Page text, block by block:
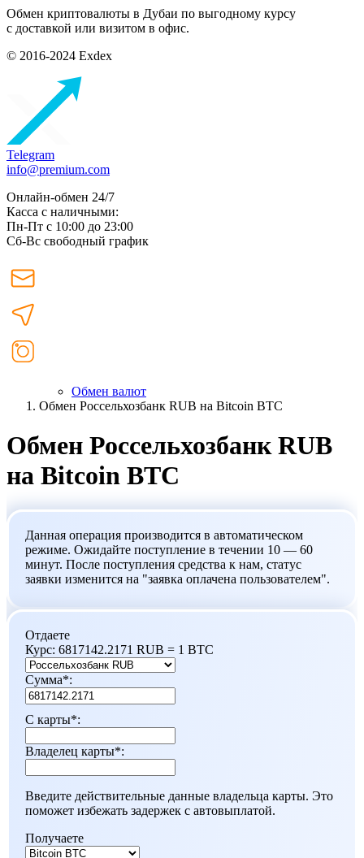
Обмен криптовалюты в Дубаи по выгодному курсу
с доставкой или визитом в офис.
© 2016-2024 Exdex
Telegram
info@premium.com
Онлайн-обмен 24/7
Касса с наличными:
Пн-Пт с 10:00 до 23:00
Сб-Вс свободный график
Обмен валют
Обмен Россельхозбанк RUB на Bitcoin BTC
Обмен Россельхозбанк RUB
на Bitcoin BTC
Данная операция производится в автоматическом
режиме. Ожидайте поступление в течении 10 — 60
минут. После поступления средства к нам, статус
заявки изменится на "заявка оплачена пользователем".
Отдаете
Курс: 6817142.2171 RUB = 1 BTC
Сумма*:
С карты*:
Владелец карты*:
Введите действительные данные владельца карты. Это
поможет избежать задержек с автовыплатой.
Получаете